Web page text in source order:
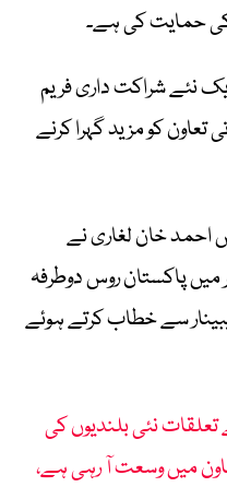
حمایت کی ہے۔
تک محیط ایک نئے شراکت داری فریم
تعاون کو مزید گہرا کرنے
احمد خان لغاری نے
میں پاکستان روس دوطرفہ
سے خطاب کرتے ہوئے
نئی بلندیوں کی
میں وسعت آ رہی ہے،